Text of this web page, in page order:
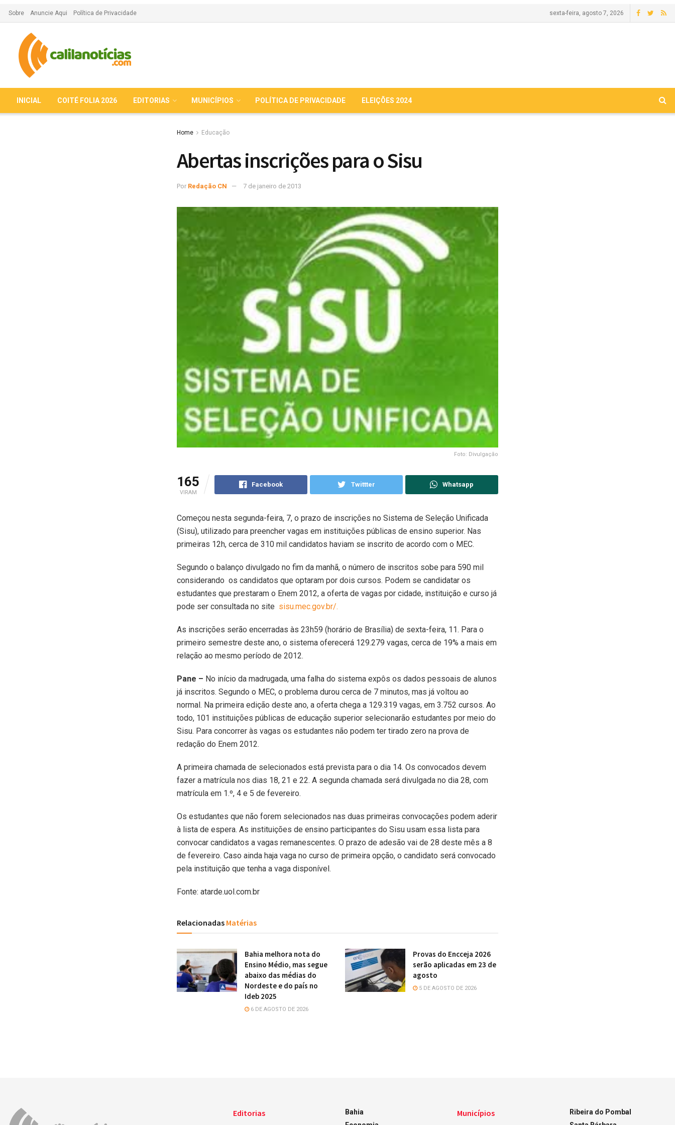
Sobre Anuncie Aqui Política de Privacidade sexta-feira, agosto 7, 2026
INICIAL COITÉ FOLIA 2026 EDITORIAS MUNICÍPIOS POLÍTICA DE PRIVACIDADE ELEIÇÕES 2024
Home Educação
Abertas inscrições para o Sisu
Por Redação CN 7 de janeiro de 2013
Foto: Divulgação
165
VIRAM
Facebook Twittter Whatsapp
Começou nesta segunda-feira, 7, o prazo de inscrições no Sistema de Seleção Unificada
(Sisu), utilizado para preencher vagas em instituições públicas de ensino superior. Nas
primeiras 12h, cerca de 310 mil candidatos haviam se inscrito de acordo com o MEC.
Segundo o balanço divulgado no fim da manhã, o número de inscritos sobe para 590 mil
considerando os candidatos que optaram por dois cursos. Podem se candidatar os
estudantes que prestaram o Enem 2012, a oferta de vagas por cidade, instituição e curso já
pode ser consultada no site sisu.mec.gov.br/.
As inscrições serão encerradas às 23h59 (horário de Brasília) de sexta-feira, 11. Para o
primeiro semestre deste ano, o sistema oferecerá 129.279 vagas, cerca de 19% a mais em
relação ao mesmo período de 2012.
Pane – No início da madrugada, uma falha do sistema expôs os dados pessoais de alunos
já inscritos. Segundo o MEC, o problema durou cerca de 7 minutos, mas já voltou ao
normal. Na primeira edição deste ano, a oferta chega a 129.319 vagas, em 3.752 cursos. Ao
todo, 101 instituições públicas de educação superior selecionarão estudantes por meio do
Sisu. Para concorrer às vagas os estudantes não podem ter tirado zero na prova de
redação do Enem 2012.
A primeira chamada de selecionados está prevista para o dia 14. Os convocados devem
fazer a matrícula nos dias 18, 21 e 22. A segunda chamada será divulgada no dia 28, com
matrícula em 1.º, 4 e 5 de fevereiro.
Os estudantes que não forem selecionados nas duas primeiras convocações podem aderir
à lista de espera. As instituições de ensino participantes do Sisu usam essa lista para
convocar candidatos a vagas remanescentes. O prazo de adesão vai de 28 deste mês a 8
de fevereiro. Caso ainda haja vaga no curso de primeira opção, o candidato será convocado
pela instituição que tenha a vaga disponível.
Fonte: atarde.uol.com.br
Relacionadas Matérias
Bahia melhora nota do
Ensino Médio, mas segue
abaixo das médias do
Nordeste e do país no
Ideb 2025
6 DE AGOSTO DE 2026
Provas do Encceja 2026
serão aplicadas em 23 de
agosto
5 DE AGOSTO DE 2026
Editorias
Bahia
Municípios
Ribeira do Pombal